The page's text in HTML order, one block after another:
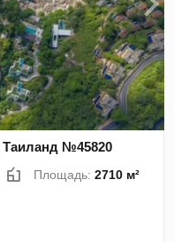
Таиланд №45820
Площадь:2710 м²